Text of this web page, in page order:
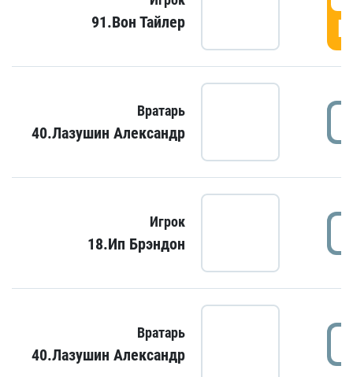
91.Вон Тайлер
Вратарь
40.Лазушин Александр
Игрок
18.Ип Брэндон
Вратарь
40.Лазушин Александр